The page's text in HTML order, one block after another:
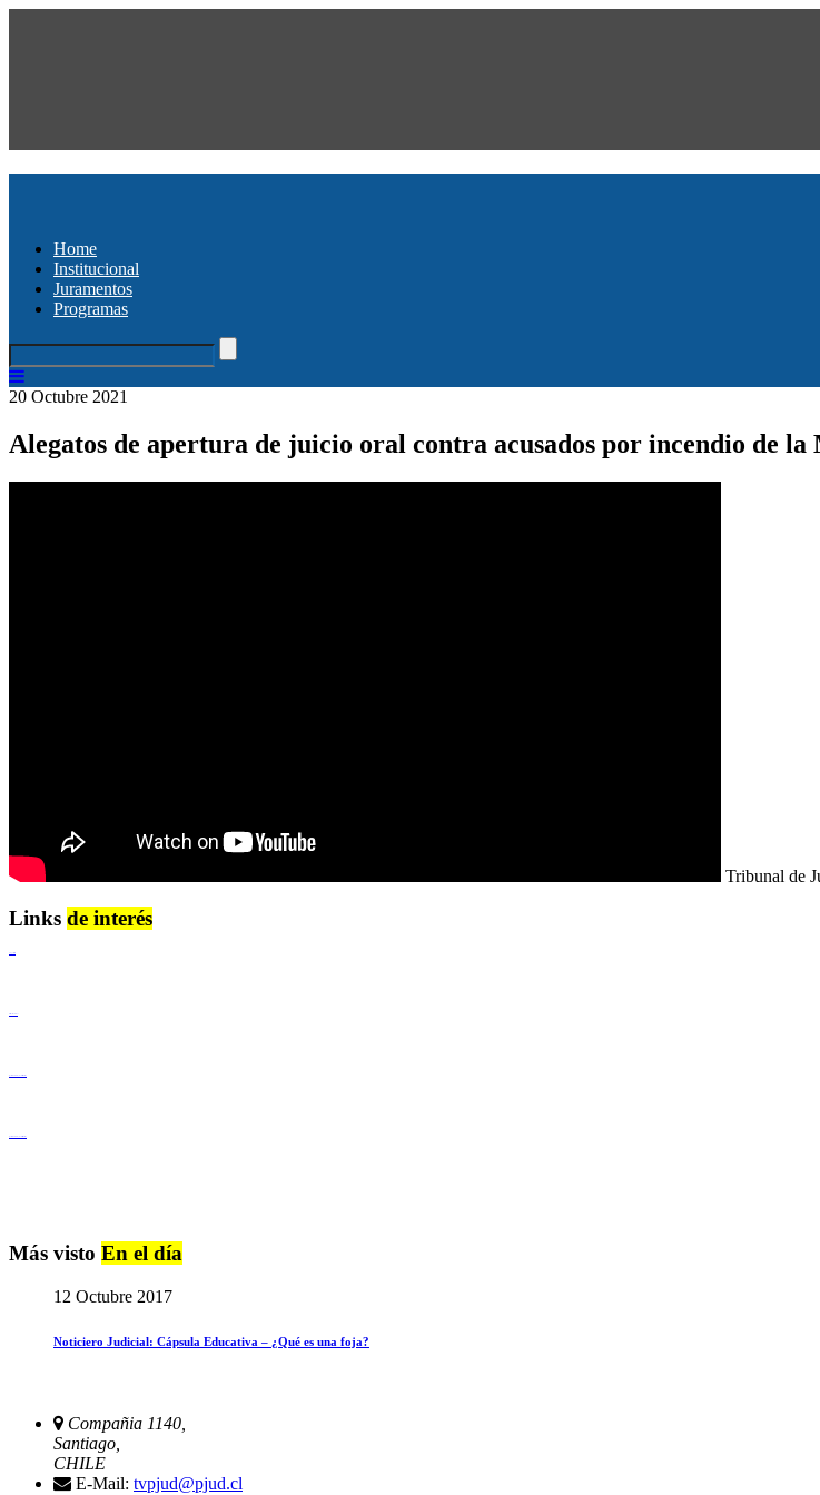
Home
Institucional
Juramentos
Programas
20 Octubre 2021
Alegatos de apertura de juicio oral contra acusados por incendio de
Tribunal de
Links de interés
Más visto En el día
12 Octubre 2017
Noticiero Judicial: Cápsula Educativa – ¿Qué es una foja?
Compañia 1140,
Santiago,
CHILE
E-Mail: tvpjud@pjud.cl